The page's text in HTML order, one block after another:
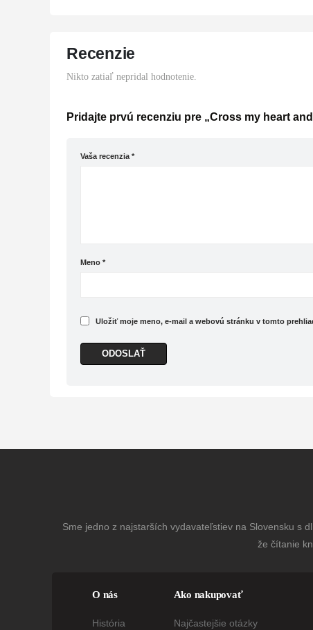
Recenzie
Nikto zatiaľ nepridal hodnotenie.
Pridajte prvú recenziu pre „Cross my heart
Vaša recenzia *
Meno *
Uložiť moje meno, e-mail a webovú stránku v tomto
Sme jedno z najstarších vydavateľstiev na Slovensku s
že čítanie
O nás
História
Ako nakupovať
Najčastejšie otázky